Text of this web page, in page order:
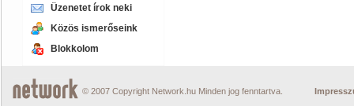
Üzenetet írok neki
Közös ismerőseink
Blokkolom
© 2007 Copyright Network.hu Minden jog fenntartva.